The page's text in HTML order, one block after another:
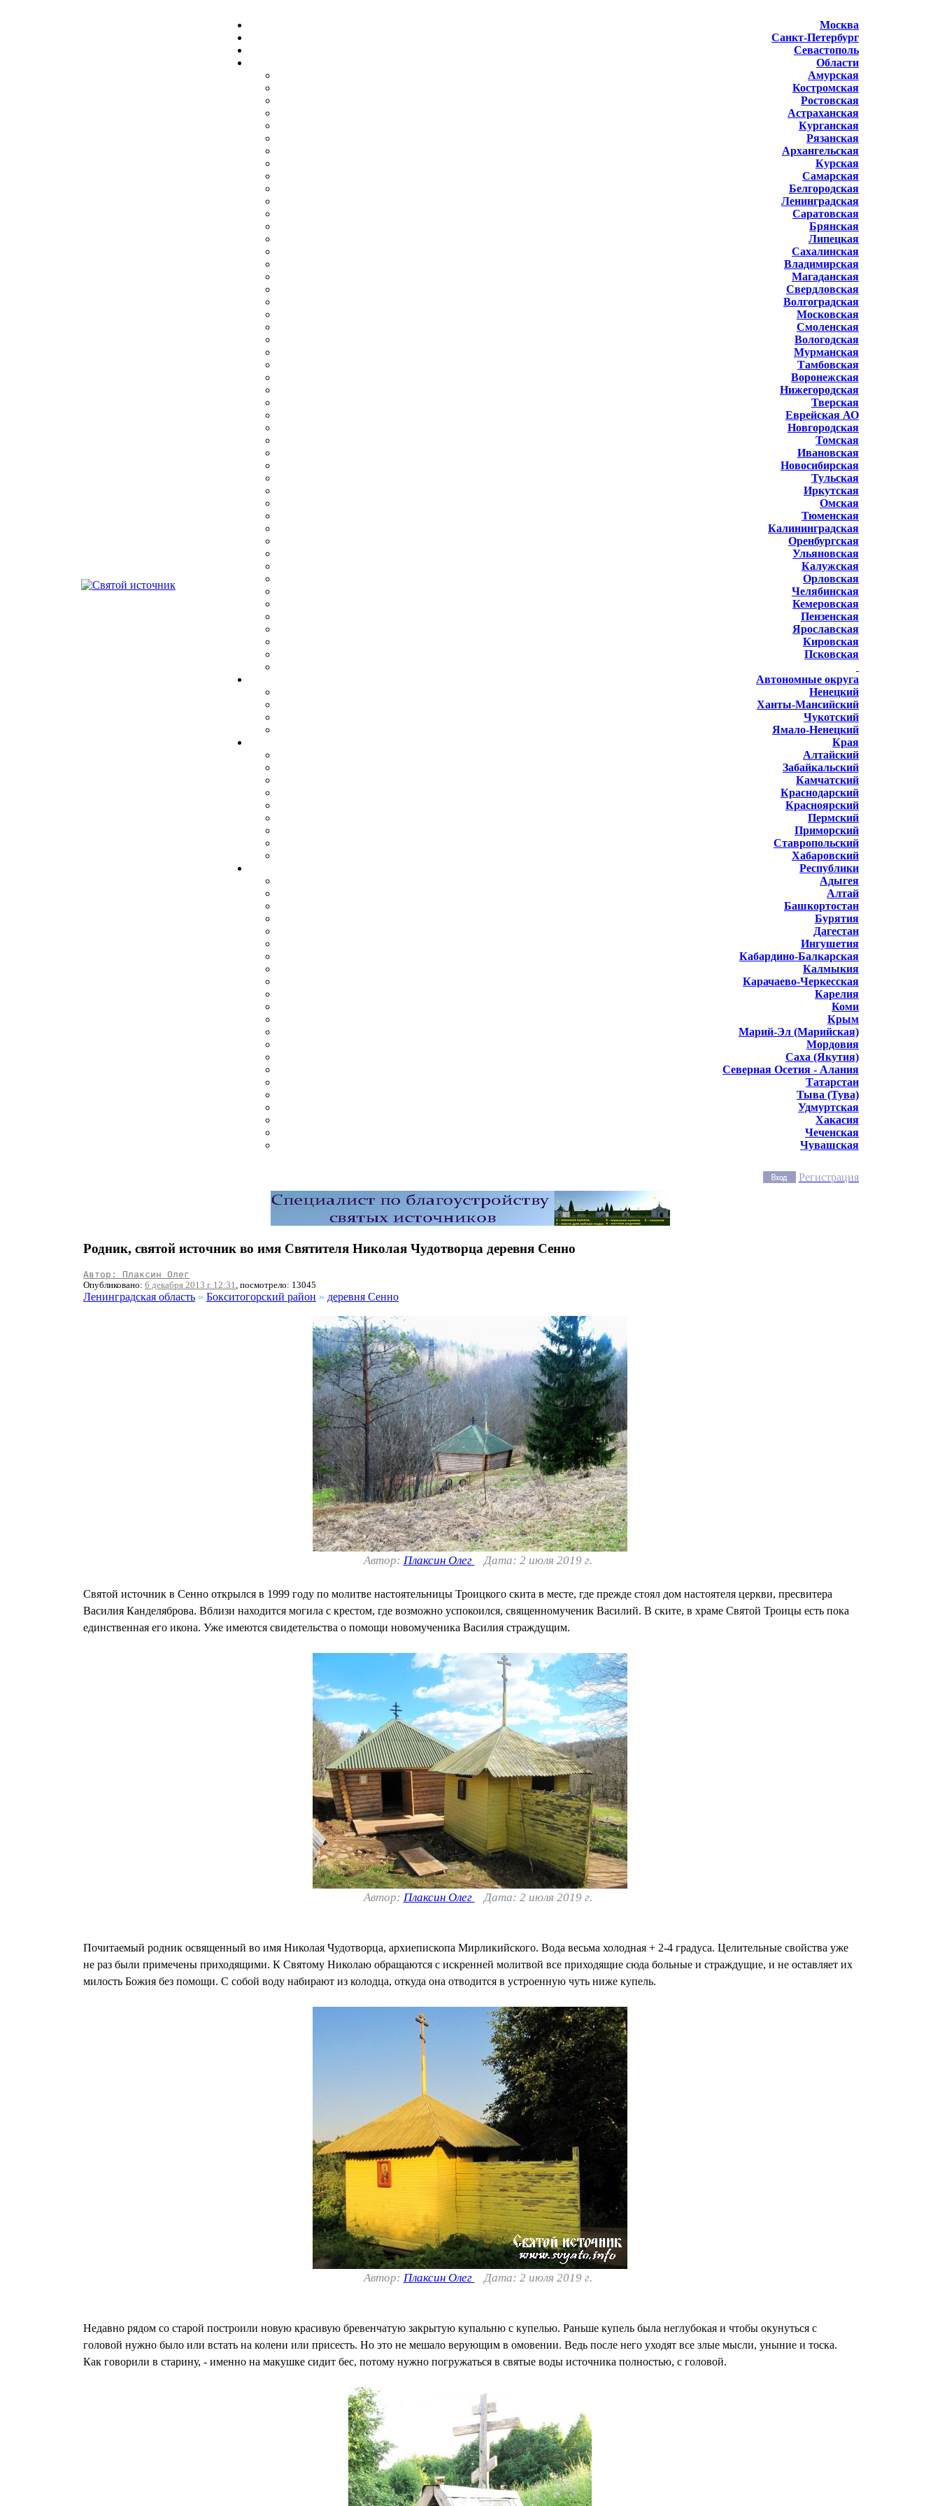
Москва
Санкт-Петербург
Севастополь
Области
Амурская
Костромская
Ростовская
Астраханская
Курганская
Рязанская
Архангельская
Курская
Самарская
Белгородская
Ленинградская
Саратовская
Брянская
Липецкая
Сахалинская
Владимирская
Магаданская
Свердловская
Волгоградская
Московская
Смоленская
Вологодская
Мурманская
Тамбовская
Воронежская
Нижегородская
Тверская
Еврейская АО
Новгородская
Томская
Ивановская
Новосибирская
Тульская
Иркутская
Омская
Тюменская
Калининградская
Оренбургская
Ульяновская
Калужская
Орловская
Челябинская
Кемеровская
Пензенская
Ярославская
Кировская
Псковская
Автономные округа
Ненецкий
Ханты-Мансийский
Чукотский
Ямало-Ненецкий
Края
Алтайский
Забайкальский
Камчатский
Краснодарский
Красноярский
Пермский
Приморский
Ставропольский
Хабаровский
Республики
Адыгея
Алтай
Башкортостан
Бурятия
Дагестан
Ингушетия
Кабардино-Балкарская
Калмыкия
Карачаево-Черкесская
Карелия
Коми
Крым
Марий-Эл (Марийская)
Мордовия
Саха (Якутия)
Северная Осетия - Алания
Татарстан
Тыва (Тува)
Удмуртская
Хакасия
Чеченская
Чувашская
Регистрация
Родник, святой источник во имя Святителя Николая Чудотворца деревня Сенно
Автор: Плаксин Олег
Опубликовано: 6 декабря 2013 г. 12:31, посмотрело: 13045
Ленинградская область » Бокситогорский район » деревня Сенно
Автор: Плаксин Олег Дата: 2 июля 2019 г.
Святой источник в Сенно открылся в 1999 году по молитве настоятельницы Троицкого скита в месте, где прежде стоял дом настоятеля церкви, пресвитера
Василия Канделяброва. Вблизи находится могила с крестом, где возможно успокоился, священномученик Василий. В ските, в храме Святой Троицы есть пока
единственная его икона. Уже имеются свидетельства о помощи новомученика Василия страждущим.
Автор: Плаксин Олег Дата: 2 июля 2019 г.
Почитаемый родник освященный во имя Николая Чудотворца, архиепископа Мирликийского. Вода весьма холодная + 2-4 градуса. Целительные свойства уже
не раз были примечены приходящими. К Святому Николаю обращаются с искренней молитвой все приходящие сюда больные и страждущие, и не оставляет их
милость Божия без помощи. С собой воду набирают из колодца, откуда она отводится в устроенную чуть ниже купель.
Автор: Плаксин Олег Дата: 2 июля 2019 г.
Недавно рядом со старой построили новую красивую бревенчатую закрытую купальню с купелью. Раньше купель была неглубокая и чтобы окунуться с
головой нужно было или встать на колени или присесть. Но это не мешало верующим в омовении. Ведь после него уходят все злые мысли, уныние и тоска.
Как говорили в старину, - именно на макушке сидит бес, потому нужно погружаться в святые воды источника полностью, с головой.